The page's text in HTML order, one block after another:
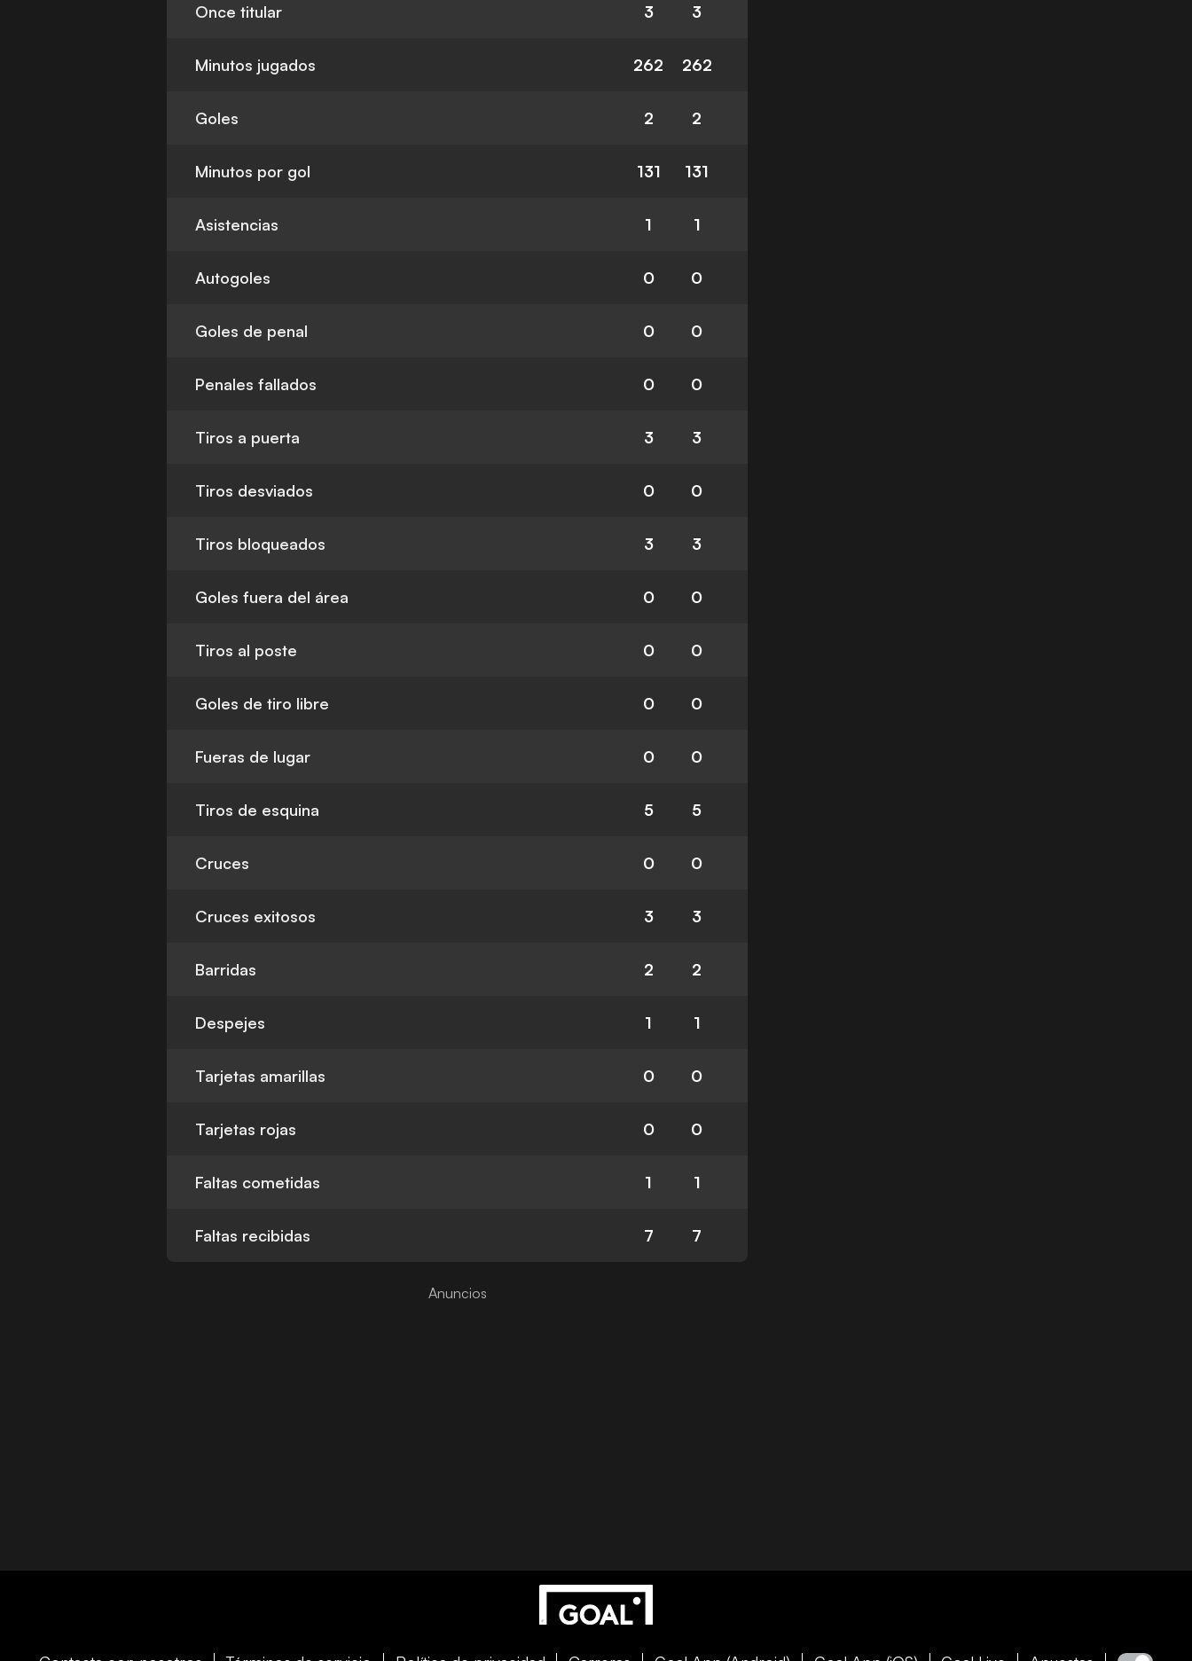
Once titular 3 3
Minutos jugados 262 262
Goles 2 2
Minutos por gol 131 131
Asistencias 1 1
Autogoles 0 0
Goles de penal 0 0
Penales fallados 0 0
Tiros a puerta 3 3
Tiros desviados 0 0
Tiros bloqueados 3 3
Goles fuera del área 0 0
Tiros al poste 0 0
Goles de tiro libre 0 0
Fueras de lugar 0 0
Tiros de esquina 5 5
Cruces 0 0
Cruces exitosos 3 3
Barridas 2 2
Despejes 1 1
Tarjetas amarillas 0 0
Tarjetas rojas 0 0
Faltas cometidas 1 1
Faltas recibidas 7 7